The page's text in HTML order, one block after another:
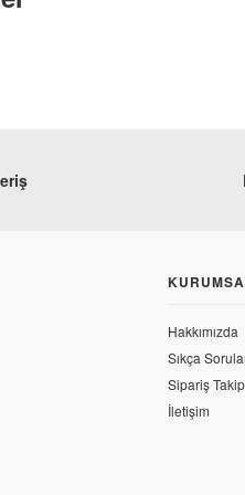
Hakkımızda
Sıkça
Sipariş Takip
İletişim